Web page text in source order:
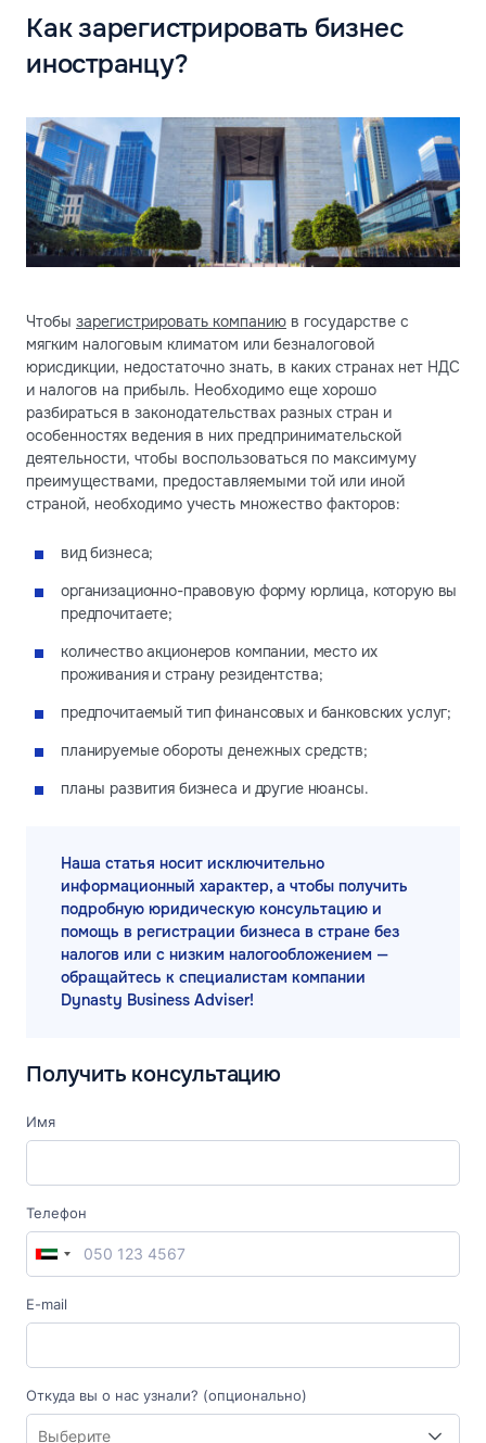
Как зарегистрировать бизнес
иностранцу?
Чтобы зарегистрировать компанию в государстве с
мягким налоговым климатом или безналоговой
юрисдикции, недостаточно знать, в каких странах нет НДС
и налогов на прибыль. Необходимо еще хорошо
разбираться в законодательствах разных стран и
особенностях ведения в них предпринимательской
деятельности, чтобы воспользоваться по максимуму
преимуществами, предоставляемыми той или иной
страной, необходимо учесть множество факторов:
вид бизнеса;
организационно-правовую форму юрлица, которую вы
предпочитаете;
количество акционеров компании, место их
проживания и страну резидентства;
предпочитаемый тип финансовых и банковских услуг;
планируемые обороты денежных средств;
планы развития бизнеса и другие нюансы.
Наша статья носит исключительно
информационный характер, а чтобы получить
подробную юридическую консультацию и
помощь в регистрации бизнеса в стране без
налогов или с низким налогообложением —
обращайтесь к специалистам компании
Dynasty Business Adviser!
Получить консультацию
Имя
Телефон
E-mail
Откуда вы о нас узнали? (опционально)